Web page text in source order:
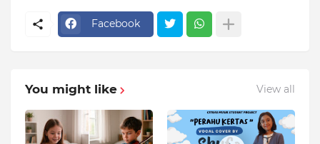
Facebook
You might like View all